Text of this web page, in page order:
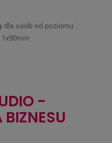
dla osób od poziomu
-
BIZNESU